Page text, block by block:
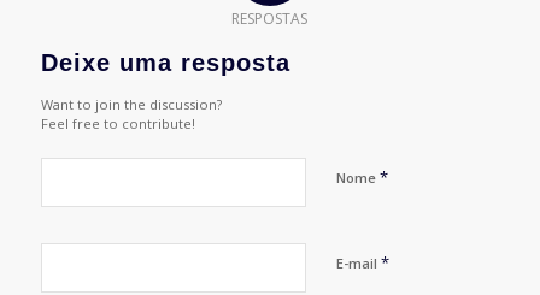
RESPOSTAS
Deixe uma resposta
Want to join the discussion?
Feel free to contribute!
Nome *
E-mail *